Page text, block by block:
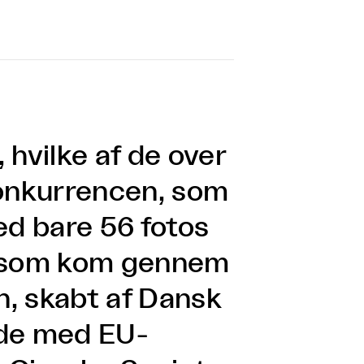
hvilke af de over
som
bare 56 fotos
kom gennem
skabt af Dansk
med EU-